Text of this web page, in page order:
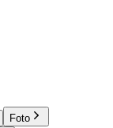
Foto